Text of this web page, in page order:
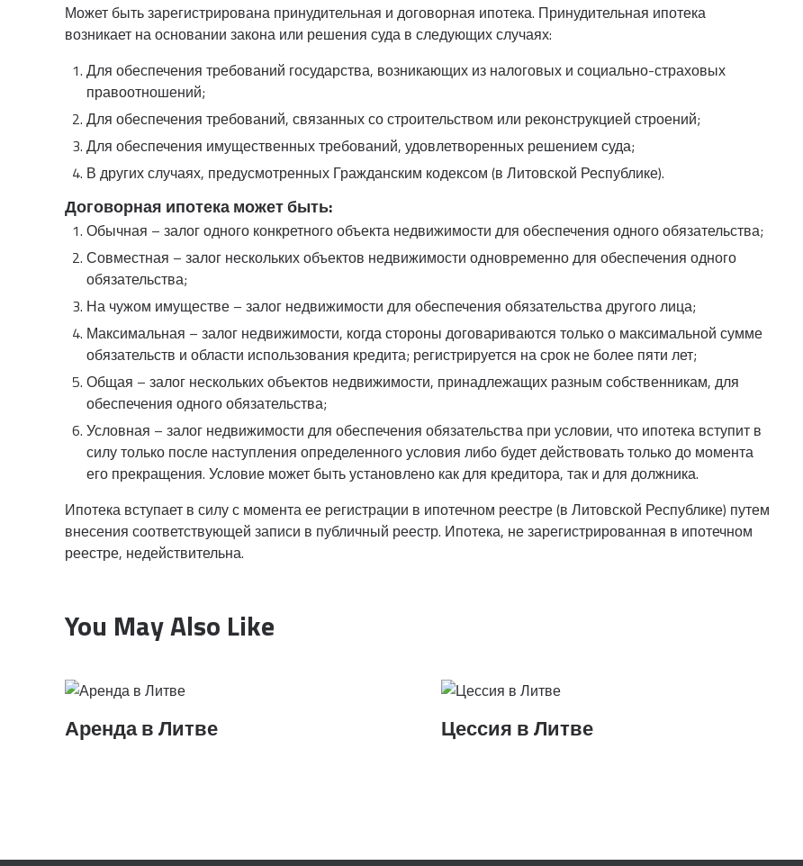
Может быть зарегистрирована принудительная и договорная ипотека. Принудительная ипотека
возникает на основании закона или решения суда в следующих случаях:
Для обеспечения требований государства, возникающих из налоговых и социально-страховых
правоотношений;
Для обеспечения требований, связанных со строительством или реконструкцией строений;
Для обеспечения имущественных требований, удовлетворенных решением суда;
В других случаях, предусмотренных Гражданским кодексом (в Литовской Республике).
Договорная ипотека может быть:
Обычная – залог одного конкретного объекта недвижимости для обеспечения одного обязательства;
Совместная – залог нескольких объектов недвижимости одновременно для обеспечения одного
обязательства;
На чужом имуществе – залог недвижимости для обеспечения обязательства другого лица;
Максимальная – залог недвижимости, когда стороны договариваются только о максимальной сумме
обязательств и области использования кредита; регистрируется на срок не более пяти лет;
Общая – залог нескольких объектов недвижимости, принадлежащих разным собственникам, для
обеспечения одного обязательства;
Условная – залог недвижимости для обеспечения обязательства при условии, что ипотека вступит в
силу только после наступления определенного условия либо будет действовать только до момента
его прекращения. Условие может быть установлено как для кредитора, так и для должника.
Ипотека вступает в силу с момента ее регистрации в ипотечном реестре (в Литовской Республике) путем
внесения соответствующей записи в публичный реестр. Ипотека, не зарегистрированная в ипотечном
реестре, недействительна.
You May Also Like
Аренда в Литве Цессия в Литве